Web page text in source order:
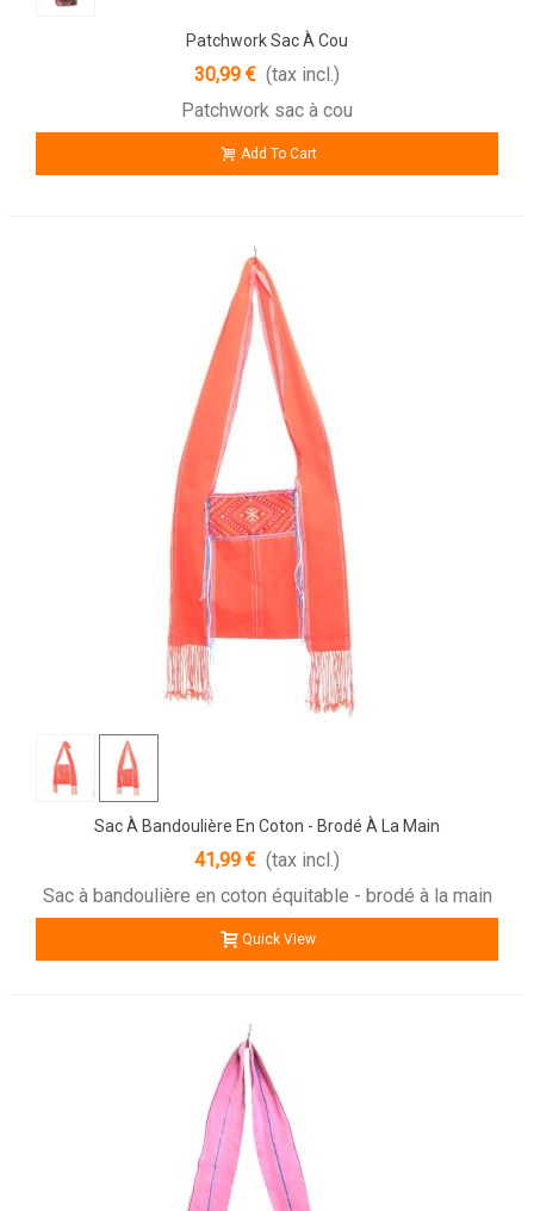
Patchwork Sac À Cou
30,99 € (tax incl.)
Patchwork sac à cou
Add To Cart
Sac À Bandoulière En Coton - Brodé À La Main
41,99 € (tax incl.)
Sac à bandoulière en coton équitable - brodé à la main
Quick View